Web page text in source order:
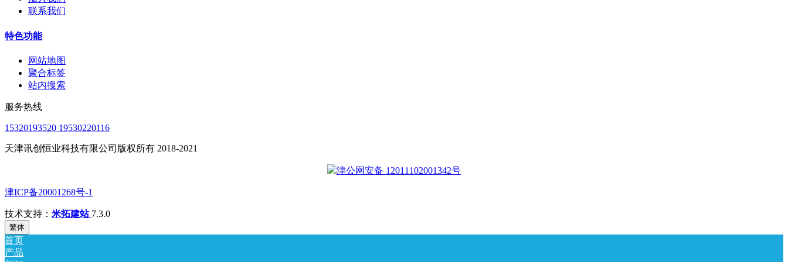
联系我们
特色功能
网站地图
聚合标签
站内搜索
服务热线
15320193520 19530220116
天津讯创恒业科技有限公司版权所有 2018-2021
津公网安备 12011102001342号
​津ICP备20001268号-1
技术支持： 米拓建站 7.3.0
繁体
首页
产品